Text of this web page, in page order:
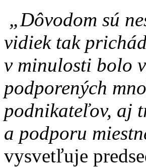
„Dôvodom sú
vidiek tak
v minulosti bolo
podporených
podnikateľov, aj
a podporu
vysvetľuje